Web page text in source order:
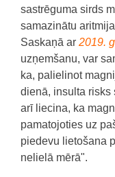
sastrēguma sirds
samazinātu
Saskaņā ar 2019.
uzņemšanu, var
ka, palielinot
dienā, insulta risks
arī liecina, ka
pamatojoties uz
piedevu lietošana
nelielā mērā".